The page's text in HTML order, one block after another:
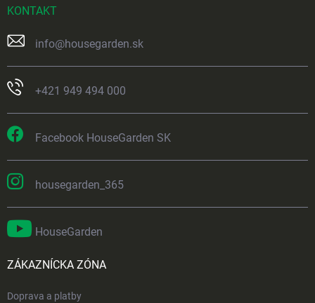
KONTAKT
info@housegarden.sk
+421 949 494 000
Facebook HouseGarden SK
housegarden_365
HouseGarden
ZÁKAZNÍCKA ZÓNA
Doprava a platby